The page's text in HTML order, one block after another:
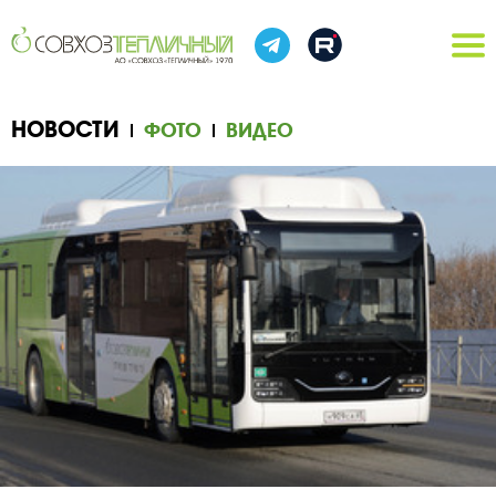
НОВОСТИ ФОТО ВИДЕО